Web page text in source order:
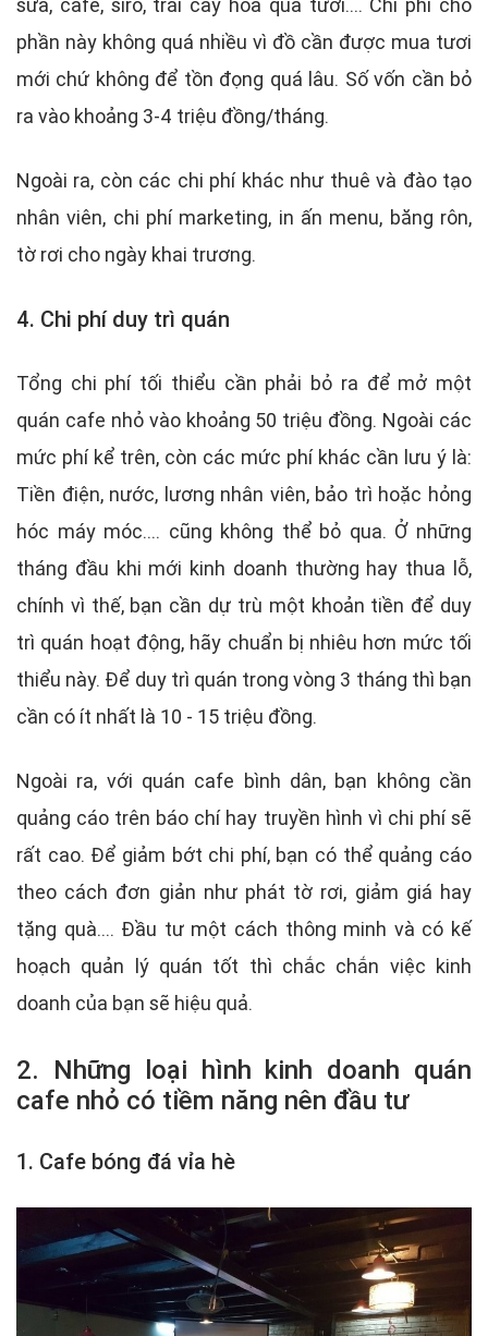
sữa, cafe, siro, trái cây hoa quả tươi.... Chi phí cho
phần này không quá nhiều vì đồ cần được mua tươi
mới chứ không để tồn đọng quá lâu. Số vốn cần bỏ
ra vào khoảng 3-4 triệu đồng/tháng.
Ngoài ra, còn các chi phí khác như thuê và đào tạo
nhân viên, chi phí marketing, in ấn menu, băng rôn,
tờ rơi cho ngày khai trương.
4. Chi phí duy trì quán
Tổng chi phí tối thiểu cần phải bỏ ra để mở một
quán cafe nhỏ vào khoảng 50 triệu đồng. Ngoài các
mức phí kể trên, còn các mức phí khác cần lưu ý là:
Tiền điện, nước, lương nhân viên, bảo trì hoặc hỏng
hóc máy móc.... cũng không thể bỏ qua. Ở những
tháng đầu khi mới kinh doanh thường hay thua lỗ,
chính vì thế, bạn cần dự trù một khoản tiền để duy
trì quán hoạt động, hãy chuẩn bị nhiêu hơn mức tối
thiểu này. Để duy trì quán trong vòng 3 tháng thì bạn
cần có ít nhất là 10 - 15 triệu đồng.
Ngoài ra, với quán cafe bình dân, bạn không cần
quảng cáo trên báo chí hay truyền hình vì chi phí sẽ
rất cao. Để giảm bớt chi phí, bạn có thể quảng cáo
theo cách đơn giản như phát tờ rơi, giảm giá hay
tặng quà.... Đầu tư một cách thông minh và có kế
hoạch quản lý quán tốt thì chắc chắn việc kinh
doanh của bạn sẽ hiệu quả.
2. Những loại hình kinh doanh quán
cafe nhỏ có tiềm năng nên đầu tư
1. Cafe bóng đá vỉa hè